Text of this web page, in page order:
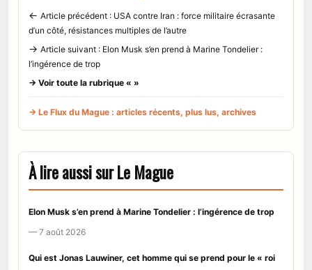
← Article précédent : USA contre Iran : force militaire écrasante
d’un côté, résistances multiples de l’autre
→ Article suivant : Elon Musk s’en prend à Marine Tondelier :
l’ingérence de trop
→ Voir toute la rubrique « »
→ Le Flux du Mague : articles récents, plus lus, archives
À lire aussi sur Le Mague
Elon Musk s’en prend à Marine Tondelier : l’ingérence de trop
— 7 août 2026
Qui est Jonas Lauwiner, cet homme qui se prend pour le « roi